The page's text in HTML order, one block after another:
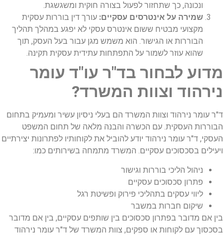
ונכונה, כך שתחזור לפעול בצורה חוקית ומשגשגת.
שמירה על אינטרסים עסקיים: עורך דין בוררות עסקית
מקצועי מבטיח ששום אינטרס עסקי לא יפגע במהלך תהליך
הבוררות או הגישור. הוא משמש מגן עבור בעל העסק, תוך
שהוא עוזר לשמור על התפתחות עתידית עסקית תקינה.
מדוע לבחור בד"ר עו"ד עומר
נירהוד וצוות המשרד?
ד"ר עומר נירהוד וצוות המשרד הם בעלי ניסיון עשיר ומעמיק בתחום
הבוררות העסקית. עם הכשרה והבנה מלאה של תחום המשפט
העסקי, ד"ר עומר נירהוד יודע להוביל את לקוחותיו לפתרונות יצירתיים
ויעילים בסכסוכים עסקיים. המשרד מתמחה בשירותים כמו:
ניהול הליכי בוררות וגישור
פתרון סכסוכים עסקיים
ליווי עסקים בתהליכי פירוק ופשיטת רגל
שיקום חברות במשבר
בין אם מדובר בפתרון סכסוכים בין שותפים עסקיים, בין אם מדובר
בסכסוך עם לקוחות או ספקים, צוות המשרד של ד"ר עומר נירהוד